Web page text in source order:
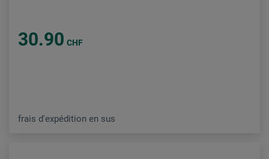
30.90 CHF
frais d'expédition en sus